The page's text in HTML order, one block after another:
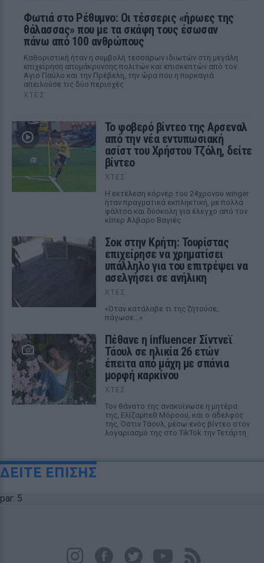
Φωτιά στο Ρέθυμνο: Οι τέσσερις «ήρωες της
θάλασσας» που με τα σκάφη τους έσωσαν
πάνω από 100 ανθρώπους
Καθοριστική ήταν η συμβολή τεσσάρων ιδιωτών στη μεγάλη
επιχείρηση απομάκρυνσης πολιτών και επισκεπτών από τον
Αγιο Παύλο και την Πρέβελη, την ώρα που η πυρκαγιά
απειλούσε τις δύο περιοχές
ΧΤΕΣ
Το φοβερό βίντεο της Αρσεναλ
από την νέα εντυπωσιακή
ασίστ του Χρήστου Τζόλη, δείτε
βίντεο
ΧΤΕΣ
Η εκτέλεση κόρνερ του 24χρονου winger
ήταν πραγματικά εκπληκτική, με πολλά
φάλτσα και δύσκολη για έλεγχο από τον
κίπερ Αλβαρο Βαγιές
Σοκ στην Κρήτη: Τουρίστας
επιχείρησε να χρηματίσει
υπάλληλο για του επιτρέψει να
ασελγήσει σε ανήλικη
ΧΤΕΣ
«Όταν κατάλαβε τι της ζητούσε,
πάγωσε...»
Πέθανε η influencer Σίντνεϊ
Τάουλ σε ηλικία 26 ετών
έπειτα από μάχη με σπάνια
μορφή καρκίνου
ΧΤΕΣ
Τον θάνατο της ανακοίνωσε η μητέρα
της, Ελίζαμπεθ Μόροου, και ο αδελφός
της, Όστιν Τάουλ, μέσω ενός βίντεο στον
λογαριασμό της στο TikTok την Τετάρτη
ΔΕΙΤΕ ΕΠΙΣΗΣ
par: 5